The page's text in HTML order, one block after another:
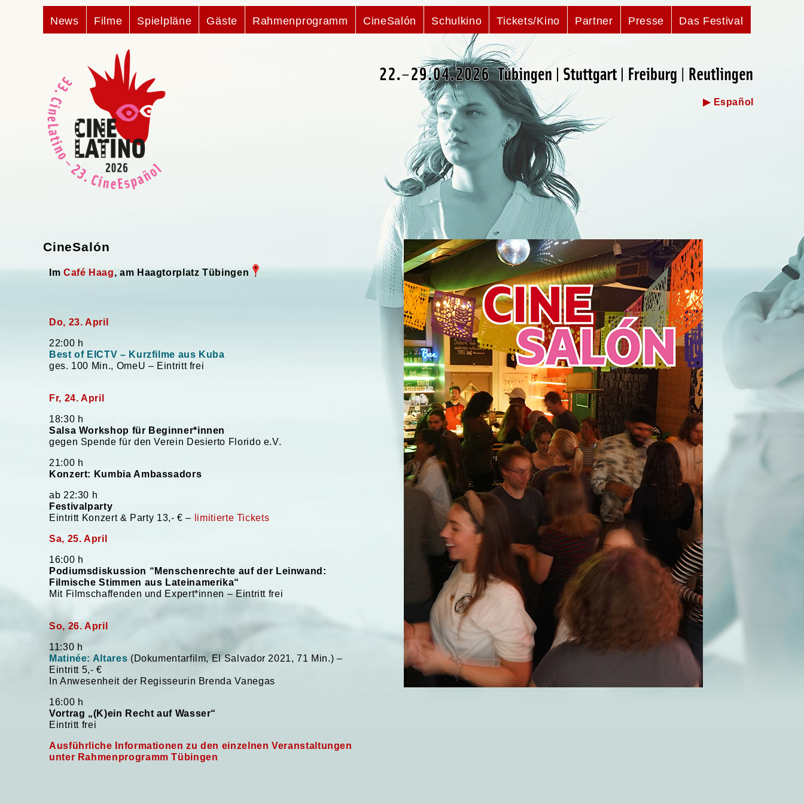
News Filme Spielpläne Gäste Rahmenprogramm CineSalón Schulkino Tickets/Kino Partner Presse Das Festival
▶ Español
CineSalón
Im Café Haag, am Haagtorplatz Tübingen
Do, 23. April
22:00 h
Best of EICTV – Kurzfilme aus Kuba
ges. 100 Min., OmeU – Eintritt frei
Fr, 24. April
18:30 h
Salsa Workshop für Beginner*innen
gegen Spende für den Verein Desierto Florido e.V.
21:00 h
Konzert: Kumbia Ambassadors
ab 22:30 h
Festivalparty
Eintritt Konzert & Party 13,- € –
limitierte Tickets
Sa, 25. April
16:00 h
Podiumsdiskussion “Menschenrechte auf der Leinwand:
Filmische Stimmen aus Lateinamerika“
Mit Filmschaffenden und Expert*innen – Eintritt frei
So, 26. April
11:30 h
Matinée: Altares (Dokumentarfilm, El Salvador 2021, 71 Min.) –
Eintritt 5,- €
In Anwesenheit der Regisseurin Brenda Vanegas
16:00 h
Vortrag „(K)ein Recht auf Wasser“
Eintritt frei
Ausführliche Informationen zu den einzelnen Veranstaltungen
unter Rahmenprogramm Tübingen